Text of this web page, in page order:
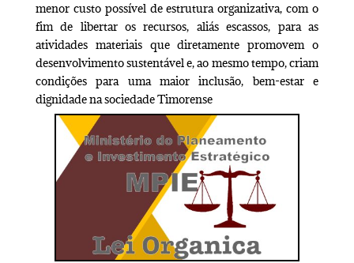
menor custo possível de estrutura organizativa, com o
fim de libertar os recursos, aliás escassos, para as
atividades materiais que diretamente promovem o
desenvolvimento sustentável e, ao mesmo tempo, criam
condições para uma maior inclusão, bem-estar e
dignidade na sociedade Timorense